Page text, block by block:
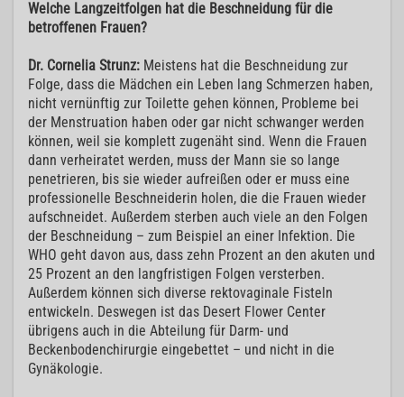
Welche Langzeitfolgen hat die Beschneidung für die
betroffenen Frauen?
Dr. Cornelia Strunz: Meistens hat die Beschneidung zur
Folge, dass die Mädchen ein Leben lang Schmerzen haben,
nicht vernünftig zur Toilette gehen können, Probleme bei
der Menstruation haben oder gar nicht schwanger werden
können, weil sie komplett zugenäht sind. Wenn die Frauen
dann verheiratet werden, muss der Mann sie so lange
penetrieren, bis sie wieder aufreißen oder er muss eine
professionelle Beschneiderin holen, die die Frauen wieder
aufschneidet. Außerdem sterben auch viele an den Folgen
der Beschneidung – zum Beispiel an einer Infektion. Die
WHO geht davon aus, dass zehn Prozent an den akuten und
25 Prozent an den langfristigen Folgen versterben.
Außerdem können sich diverse rektovaginale Fisteln
entwickeln. Deswegen ist das Desert Flower Center
übrigens auch in die Abteilung für Darm- und
Beckenbodenchirurgie eingebettet – und nicht in die
Gynäkologie.